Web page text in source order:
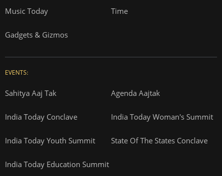
Music Today Time
Gadgets & Gizmos
EVENTS:
Sahitya Aaj Tak Agenda Aajtak
India Today Conclave India Today Woman's Summit
India Today Youth Summit State Of The States Conclave
India Today Education Summit